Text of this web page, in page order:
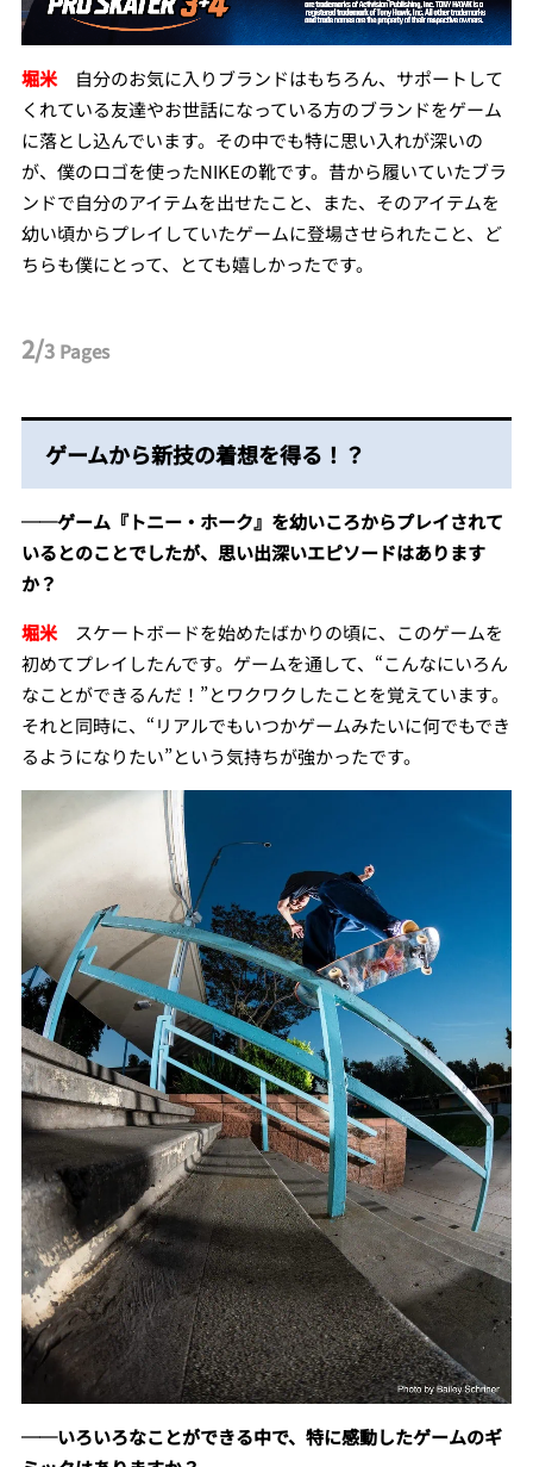
堀米自分のお気に入りブランドはもちろん、サポートして
くれている友達やお世話になっている方のブランドをゲーム
に落とし込んでいます。その中でも特に思い入れが深いの
が、僕のロゴを使ったNIKEの靴です。 昔から履いていたブラ
ンドで自分のアイテムを出せたこと、また、そのアイテムを
幼い頃からプレイしていたゲームに登場させられたこと、ど
ちらも僕にとって、とても嬉しかったです。
2/3 Pages
ゲームから新技の着想を得る！？
──ゲーム『トニー・ホーク』を幼いころからプレイされて
いるとのことでしたが、思い出深いエピソードはあります
か？
堀米スケートボードを始めたばかりの頃に、このゲームを
初めてプレイしたんです。ゲームを通して、“こんなにいろん
なことができるんだ！ ”とワクワクしたことを覚えています。
それと同時に、“リアルでもいつかゲームみたいに何でもでき
るようになりたい”という気持ちが強かったです。
──いろいろなことができる中で、特に感動したゲームのギ